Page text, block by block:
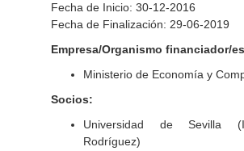
Fecha de Inicio: 30-12-2016
Fecha de Finalización: 29-06-2019
Empresa/Organismo financiador/
Ministerio de Economía y
Socios:
Universidad de Sevilla
Rodríguez)